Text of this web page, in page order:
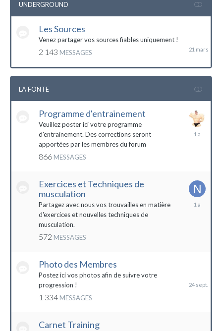
UNDERGROUND
Les Sources
Venez partager vos sources fiables uniquement !
2 143 MESSAGES
LA FONTE
Programme d'entrainement
Veuillez poster ici votre programme
d'entrainement. Des corrections seront
apportées par les membres du forum
866 MESSAGES
20
Exercices et Techniques de
musculation
Partagez avec nous vos trouvailles en matière
d'exercices et nouvelles techniques de
musculation.
572 MESSAGES
25
Photo des Membres
Postez ici vos photos afin de suivre votre
progression !
1 334 MESSAGES
2023
Carnet Training